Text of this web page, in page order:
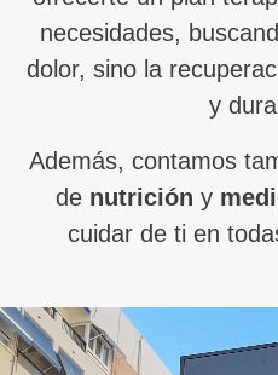
necesidades,
dolor, sino la
y
Además, contamos
de nutrición y
cuidar de ti en